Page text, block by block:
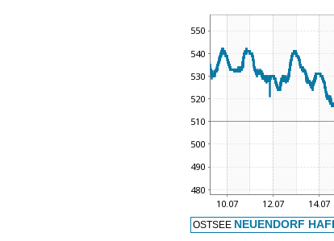
OSTSEE NEUENDORF